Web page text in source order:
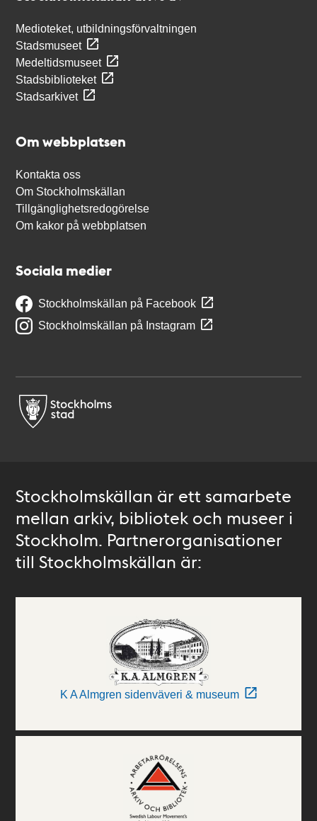
Medioteket, utbildningsförvaltningen
Stadsmuseet
Medeltidsmuseet
Stadsbiblioteket
Stadsarkivet
Om webbplatsen
Kontakta oss
Om Stockholmskällan
Tillgänglighetsredogörelse
Om kakor på webbplatsen
Sociala medier
Stockholmskällan på Facebook
Stockholmskällan på Instagram
Stockholmskällan är ett samarbete
mellan arkiv, bibliotek och museer i
Stockholm. Partnerorganisationer
till Stockholmskällan är:
K A Almgren sidenväveri & museum